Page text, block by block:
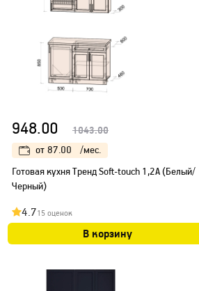
948.00 1043.00
от 87.00
/мес.
Готовая кухня Тренд Soft-touch 1,2А (Белый/
Черный)
4.715 оценок
В корзину